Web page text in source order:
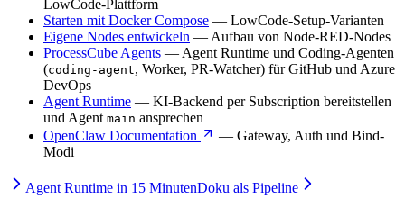
LowCode-Plattform
Starten mit Docker Compose — LowCode-Setup-Varianten
Eigene Nodes entwickeln — Aufbau von Node-RED-Nodes
ProcessCube Agents — Agent Runtime und Coding-Agenten
(coding-agent, Worker, PR-Watcher) für GitHub und Azure
DevOps
Agent Runtime — KI-Backend per Subscription bereitstellen
und Agent main ansprechen
OpenClaw Documentation
— Gateway, Auth und Bind-
Modi
Agent Runtime in 15 MinutenDoku als Pipeline